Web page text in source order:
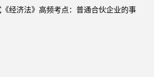
经济法》高频考点：普通合伙企业的事